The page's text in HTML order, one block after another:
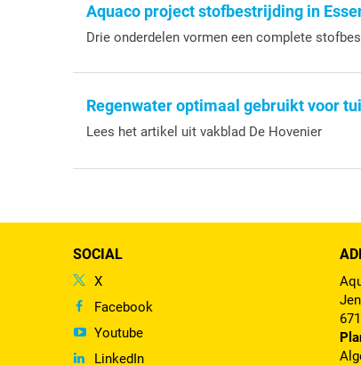
Aquaco project stofbestrijding in
Drie onderdelen vormen een complete
Regenwater optimaal gebruikt voor
Lees het artikel uit vakblad De Hovenier
SOCIAL
X
Facebook
Youtube
LinkedIn